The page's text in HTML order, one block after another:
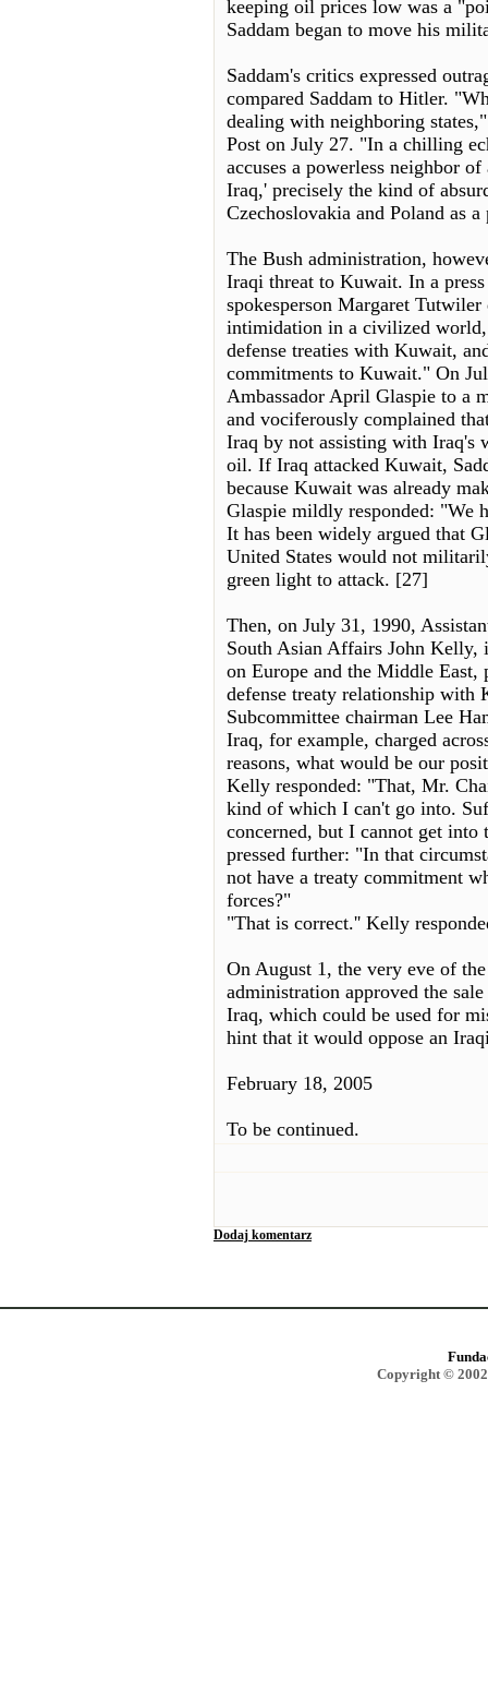
keeping oil prices low was a
Saddam began to move his
Saddam's critics expressed
compared Saddam to Hitler.
dealing with neighboring
Post on July 27. "In a chilling
accuses a powerless neighbor
Iraq,' precisely the kind of
Czechoslovakia and Poland as
The Bush administration,
Iraqi threat to Kuwait. In a
spokesperson Margaret
intimidation in a civilized
defense treaties with Kuwait,
commitments to Kuwait." On
Ambassador April Glaspie to a
and vociferously complained
Iraq by not assisting with Iraq's
oil. If Iraq attacked Kuwait,
because Kuwait was already
Glaspie mildly responded: "We
It has been widely argued that
United States would not
green light to attack. [27]
Then, on July 31, 1990,
South Asian Affairs John Kelly,
on Europe and the Middle East,
defense treaty relationship with
Subcommittee chairman Lee
Iraq, for example, charged
reasons, what would be our
Kelly responded: "That, Mr.
kind of which I can't go into.
concerned, but I cannot get
pressed further: "In that
not have a treaty commitment
forces?"
"That is correct.'' Kelly
On August 1, the very eve of
administration approved the
Iraq, which could be used for
hint that it would oppose an
February 18, 2005
To be continued.
Dodaj komentarz
Copyright ©